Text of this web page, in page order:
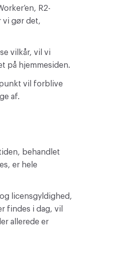
R2-
vi gør det,
vilkår, vil vi
på hjemmesiden.
vil forblive
af.
behandlet
er hele
licensgyldighed,
findes i dag, vil
allerede er